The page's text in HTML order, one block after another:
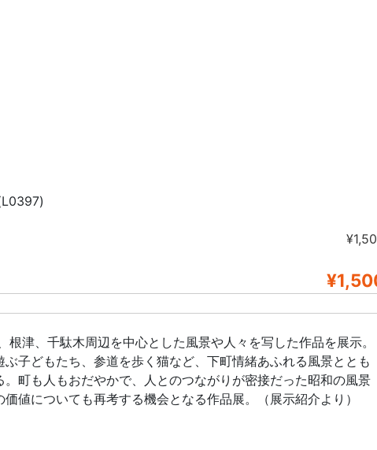
根津、千駄木周辺を中心とした風景や人々を写した作品を展示。
子どもたち、参道を歩く猫など、下町情緒あふれる風景ととも
町も人もおだやかで、人とのつながりが密接だった昭和の風景
値についても再考する機会となる作品展。（展示紹介より）